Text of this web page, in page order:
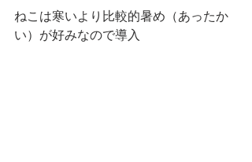
ねこは寒いより比較的暑め（あったか
い）が好みなので導入